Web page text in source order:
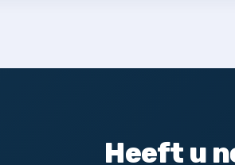
Heeft u